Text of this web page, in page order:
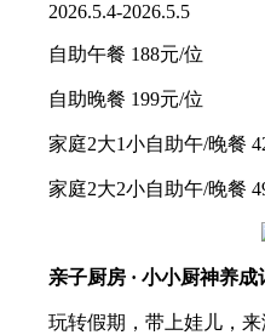
2026.5.4-2026.5.5
自助午餐 188元/位
自助晚餐 199元/位
家庭2大1小自助午/晚餐
家庭2大2小自助午/晚餐
亲子厨房 · 小小厨神养成
玩转假期，带上娃儿，来